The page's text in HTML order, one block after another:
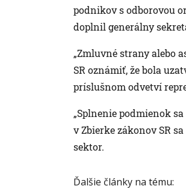
podnikov s odborovou
doplnil generálny
„Zmluvné strany alebo
SR oznámiť, že bola
príslušnom odvetví
„Splnenie podmienok
v Zbierke zákonov SR
sektor.
Ďalšie články na tému: